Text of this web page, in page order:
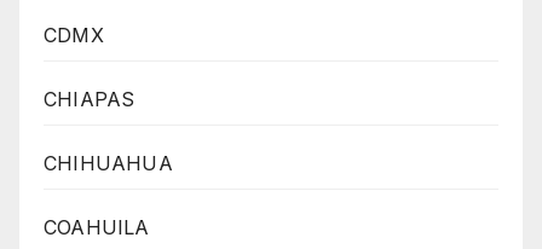
CDMX
CHIAPAS
CHIHUAHUA
COAHUILA